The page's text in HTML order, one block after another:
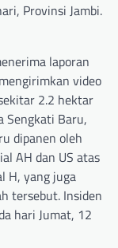
Provinsi Jambi.
laporan
video
2.2 hektar
Sengkati Baru,
dipanen oleh
AH dan US atas
H, yang juga
tersebut. Insiden
hari Jumat, 12